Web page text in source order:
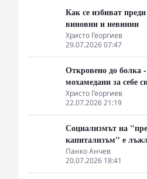
Как се избиват
виновни и невинни
Христо Георгиев
29.07.2026 07:47
Откровено до болка
мохамедани за себе
Христо Георгиев
22.07.2026 21:19
Социализмът на
капитализъм" е
Панко Анчев
20.07.2026 18:41